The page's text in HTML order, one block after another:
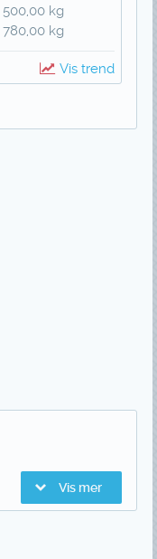
500,00 kg
780,00 kg
Vis trend
Vis mer